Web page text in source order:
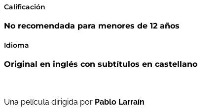
Calificación
No recomendada para menores de 12 años
Idioma
Original en inglés con subtítulos en castellano
Una película dirigida por Pablo Larraín